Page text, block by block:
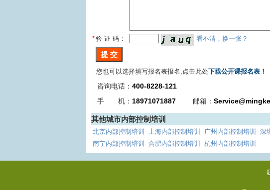
*验 证 码： 看不清，换一张？
您也可以选择填写报名表报名,点击此处下载公开课报名表！
咨询电话： 400-8228-121
手 机： 18971071887 邮箱：
其他城市内部控制培训
北京内部控制培训 上海内部控制培训 广州内部控制培训 深
南宁内部控制培训
合肥内部控制培训 杭州内部控制培训